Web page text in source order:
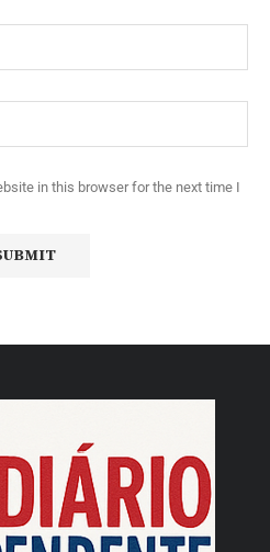
in this browser for the next time I